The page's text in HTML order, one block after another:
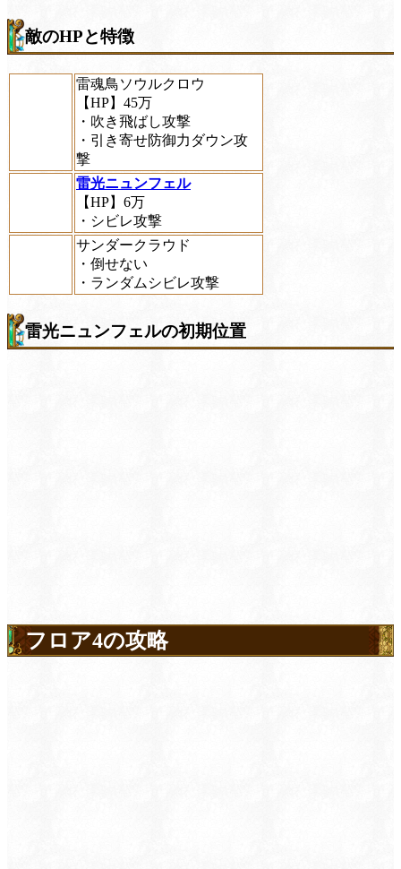
敵のHPと特徴
雷魂鳥ソウルクロウ
【HP】45万
・吹き飛ばし攻撃
・引き寄せ防御力ダウン攻
撃
雷光ニュンフェル
【HP】6万
・シビレ攻撃
サンダークラウド
・倒せない
・ランダムシビレ攻撃
雷光ニュンフェルの初期位置
フロア4の攻略